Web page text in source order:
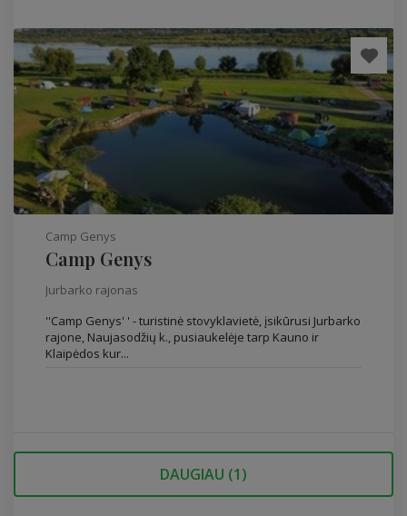
Camp Genys
Camp Genys
Jurbarko rajonas
''Camp Genys' ' - turistinė stovyklavietė, įsikūrusi Jurbarko
rajone, Naujasodžių k., pusiaukelėje tarp Kauno ir
Klaipėdos kur...
DAUGIAU (1)